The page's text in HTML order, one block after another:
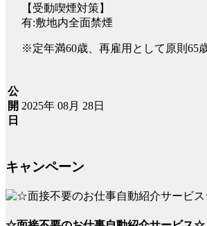
【受動喫煙対策】
有:敷地内全面禁煙
※定年満60歳、再雇用として原則65
公
開
日
2025年 08月 28日
キャンペーン